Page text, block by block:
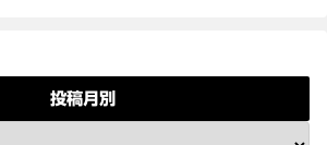
投稿月別